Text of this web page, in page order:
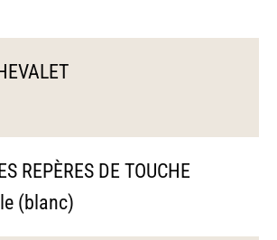
REPÈRES DE TOUCHE
(blanc)